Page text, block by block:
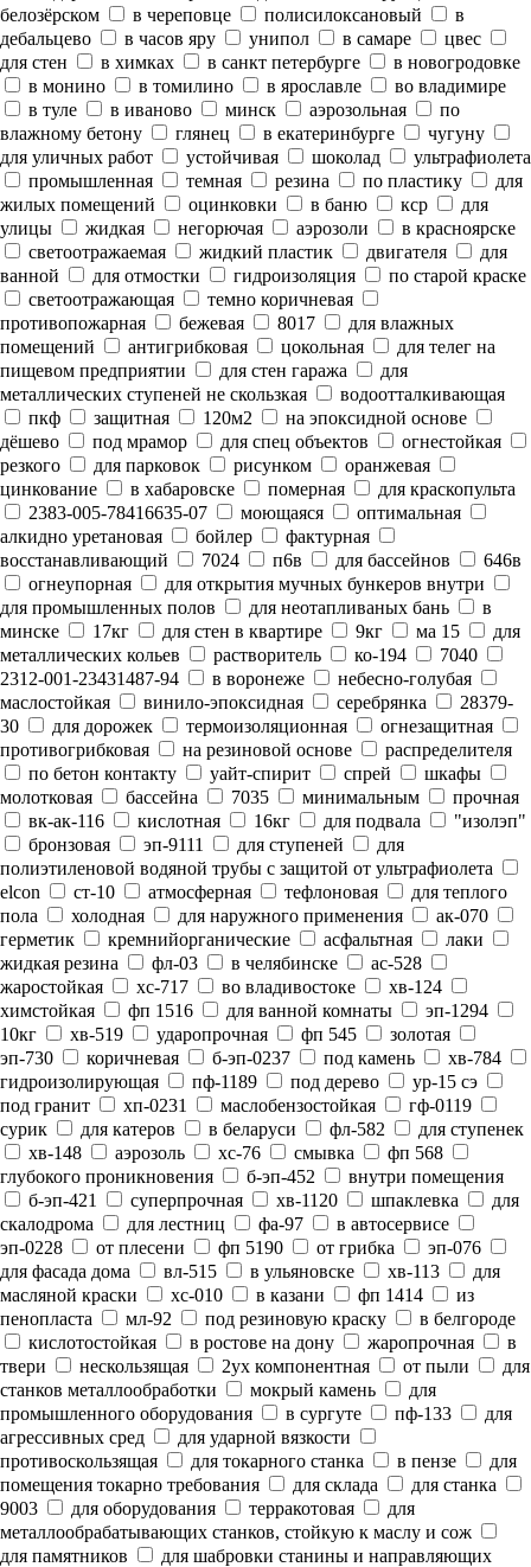
белозёрском
в череповце полисилоксановый
в
дебальцево
в часов яру унипол в самаре
цвес
для стен
в химках в санкт петербурге
в новогродовке
в монино
в томилино в ярославле
во владимире
в туле
в иваново минск аэрозольная
по
влажному бетону
глянец в екатеринбурге
чугуну
для уличных работ
устойчивая шоколад
ультрафиолета
промышленная
темная резина по пластику
для
жилых помещений
оцинковки в баню кср
для
улицы
жидкая негорючая аэрозоли
в красноярске
светоотражаемая
жидкий пластик двигателя
для
ванной
для отмостки гидроизоляция
по старой краске
светоотражающая
темно коричневая
противопожарная
бежевая 8017
для влажных
помещений
антигрибковая цокольная
для телег на
пищевом предприятии
для стен гаража
для
металлических ступеней не скользкая
водоотталкивающая
пкф
защитная 120м2
на эпоксидной основе
дёшево
под мрамор для спец объектов
огнестойкая
резкого
для парковок рисунком
оранжевая
цинкование
в хабаровске померная
для краскопульта
2383-005-78416635-07
моющаяся
оптимальная
алкидно уретановая
бойлер
фактурная
восстанавливающий
7024 п6в для бассейнов
646в
огнеупорная
для открытия мучных бункеров внутри
для промышленных полов
для неотапливаных бань
в
минске
17кг для стен в квартире 9кг ма 15
для
металлических кольев
растворитель ко-194
7040
2312-001-23431487-94
в воронеже
небесно-голубая
маслостойкая
винило-эпоксидная серебрянка
28379-
30
для дорожек термоизоляционная
огнезащитная
противогрибковая
на резиновой основе
распределителя
по бетон контакту
уайт-спирит спрей
шкафы
молотковая
бассейна 7035 минимальным
прочная
вк-ак-116
кислотная 16кг для подвала
"изолэп"
бронзовая
эп-9111 для ступеней
для
полиэтиленовой водяной трубы с защитой от ультрафиолета
elcon
ст-10 атмосферная тефлоновая
для теплого
пола
холодная для наружного применения
ак-070
герметик
кремнийорганические асфальтная
лаки
жидкая резина
фл-03 в челябинске
ас-528
жаростойкая
хс-717 во владивостоке
хв-124
химстойкая
фп 1516 для ванной комнаты
эп-1294
10кг
хв-519 ударопрочная фп 545
золотая
эп-730
коричневая б-эп-0237 под камень
хв-784
гидроизолирующая
пф-1189 под дерево
ур-15 сэ
под гранит
хп-0231 маслобензостойкая
гф-0119
сурик
для катеров в беларуси фл-582
для ступенек
хв-148
аэрозоль хс-76 смывка
фп 568
глубокого проникновения
б-эп-452
внутри помещения
б-эп-421
суперпрочная хв-1120 шпаклевка
для
скалодрома
для лестниц фа-97
в автосервисе
эп-0228
от плесени фп 5190 от грибка
эп-076
для фасада дома
вл-515 в ульяновске хв-113
для
масляной краски
хс-010 в казани фп 1414
из
пенопласта
мл-92 под резиновую краску
в белгороде
кислотостойкая
в ростове на дону жаропрочная
в
твери
нескользящая 2ух компонентная от пыли
для
станков металлообработки
мокрый камень
для
промышленного оборудования
в сургуте пф-133
для
агрессивных сред
для ударной вязкости
противоскользящая
для токарного станка в пензе
для
помещения токарно требования
для склада
для станка
9003
для оборудования терракотовая
для
металлообрабатывающих станков, стойкую к маслу и сож
для памятников
для шабровки станины и направляющих